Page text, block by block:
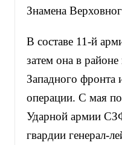
Знамена
В составе 11-й
затем она в
Западного фронта
операции. С мая
Ударной армии
гвардии генерал-